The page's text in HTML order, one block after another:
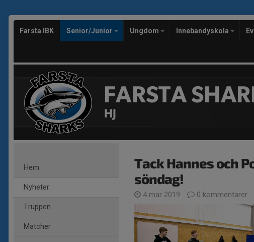
Farsta IBK Senior/Junior Ungdom Innebandyskola
FARSTA
HJ
Hem
Nyheter
Truppen
Matcher
Tack Hannes och
söndag!
4 mar 2019 0 kommentarer